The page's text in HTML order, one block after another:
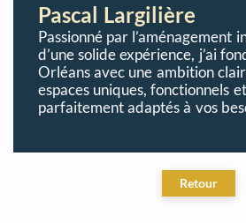
Pascal Largilière
Passionné par l’aménagement
d’une solide expérience, j’ai
Orléans avec une ambition
espaces uniques, fonctionnels
parfaitement adaptés à vos